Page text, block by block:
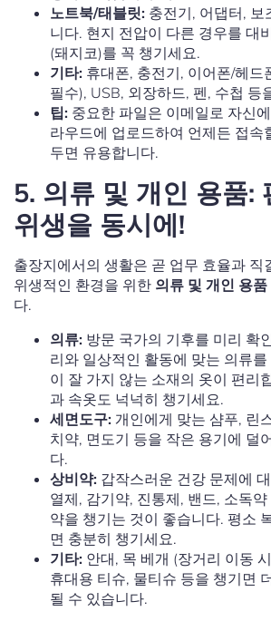
노트북/태블릿: 충전기, 어댑터, 보
니다. 현지 전압이 다른 경우를 대
(돼지코)를 꼭 챙기세요.
기타: 휴대폰, 충전기, 이어폰/헤드
필수), USB, 외장하드, 펜, 수첩 등
팁: 중요한 파일은 이메일로 자신
라우드에 업로드하여 언제든 접속
두면 유용합니다.
5. 의류 및 개인 용품:
위생을 동시에!
출장지에서의 생활은 곧 업무 효율과 직
위생적인 환경을 위한 의류 및 개인 용품
다.
의류: 방문 국가의 기후를 미리 확
리와 일상적인 활동에 맞는 의류
이 잘 가지 않는 소재의 옷이 편리
과 속옷도 넉넉히 챙기세요.
세면도구: 개인에게 맞는 샴푸, 린
치약, 면도기 등을 작은 용기에 덜
다.
상비약: 갑작스러운 건강 문제에
열제, 감기약, 진통제, 밴드, 소독
약을 챙기는 것이 좋습니다. 평소
면 충분히 챙기세요.
기타: 안대, 목 베개 (장거리 이동
휴대용 티슈, 물티슈 등을 챙기면
될 수 있습니다.